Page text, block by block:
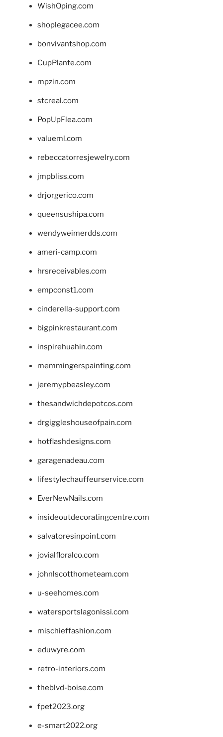
WishOping.com
shoplegacee.com
bonvivantshop.com
CupPlante.com
mpzin.com
stcreal.com
PopUpFlea.com
valueml.com
rebeccatorresjewelry.com
jmpbliss.com
drjorgerico.com
queensushipa.com
wendyweimerdds.com
ameri-camp.com
hrsreceivables.com
empconst1.com
cinderella-support.com
bigpinkrestaurant.com
inspirehuahin.com
memmingerspainting.com
jeremypbeasley.com
thesandwichdepotcos.com
drgiggleshouseofpain.com
hotflashdesigns.com
garagenadeau.com
lifestylechauffeurservice.com
EverNewNails.com
insideoutdecoratingcentre.com
salvatoresinpoint.com
jovialfloralco.com
johnlscotthometeam.com
u-seehomes.com
watersportslagonissi.com
mischieffashion.com
eduwyre.com
retro-interiors.com
theblvd-boise.com
fpet2023.org
e-smart2022.org